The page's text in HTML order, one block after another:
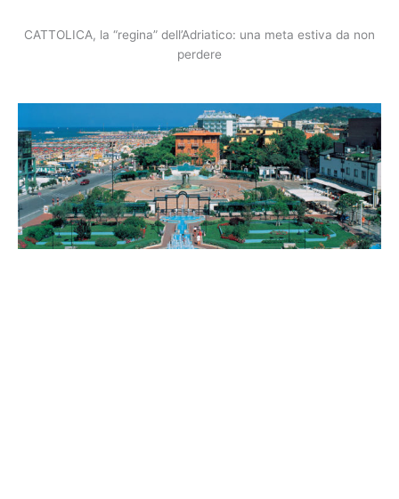
CATTOLICA, la “regina” dell’Adriatico: una meta estiva da non
perdere